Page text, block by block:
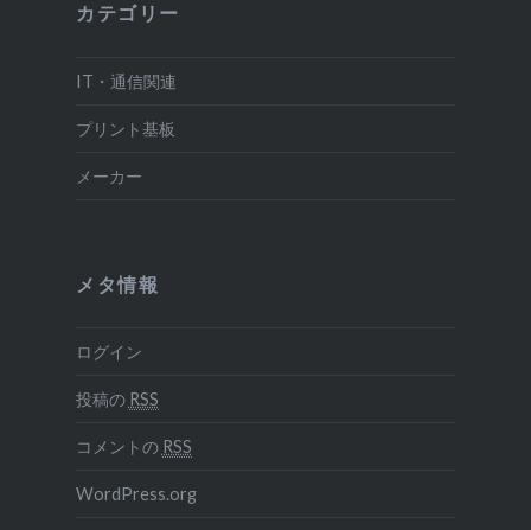
カテゴリー
IT・通信関連
プリント基板
メーカー
メタ情報
ログイン
投稿の RSS
コメントの RSS
WordPress.org